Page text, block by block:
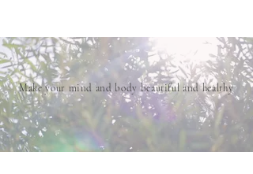
Make your mind and body beautiful and healthy